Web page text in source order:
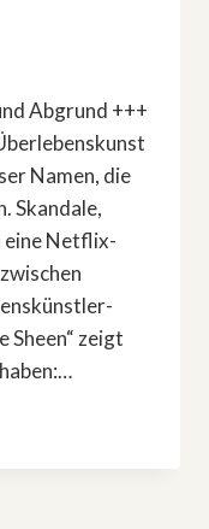
Abgrund +++
Namen, die
Skandale,
eine Netflix-
Sheen“ zeigt